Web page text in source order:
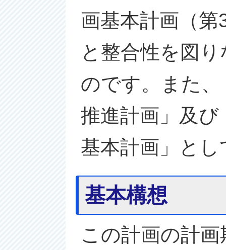
画基本計画（
と整合性を図
のです。また
推進計画」及
基本計画」と
基本構想
この計画の計